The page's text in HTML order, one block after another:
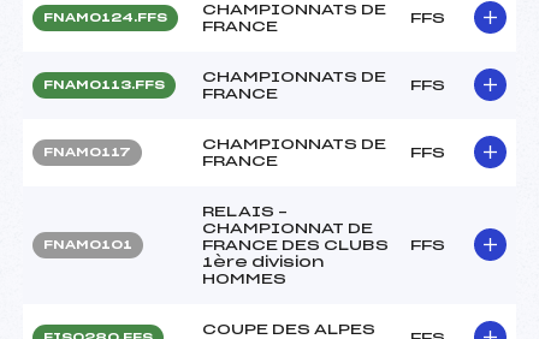
FNAM0124.FFS
CHAMPIONNATS DE
FRANCE
FFS
FNAM0113.FFS
CHAMPIONNATS DE
FRANCE
FFS
FNAM0117
CHAMPIONNATS DE
FRANCE
FFS
FNAM0101
RELAIS –
CHAMPIONNAT DE
FRANCE DES CLUBS
1ère division
HOMMES
FFS
COUPE DES ALPES